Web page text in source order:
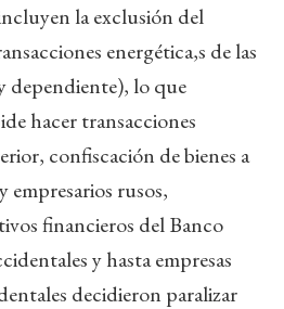
la exclusión del
energética,s de las
dependiente), lo que
hacer transacciones
confiscación de bienes a
empresarios rusos,
financieros del Banco
y hasta empresas
decidieron paralizar